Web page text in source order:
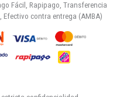
Fácil, Rapipago, Transferencia
Efectivo contra entrega (AMBA)